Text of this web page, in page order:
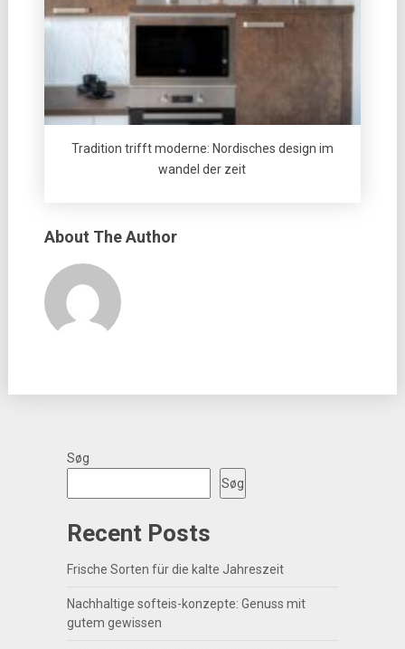
Tradition trifft moderne: Nordisches design im
wandel der zeit
About The Author
Søg
Søg
Recent Posts
Frische Sorten für die kalte Jahreszeit
Nachhaltige softeis-konzepte: Genuss mit
gutem gewissen